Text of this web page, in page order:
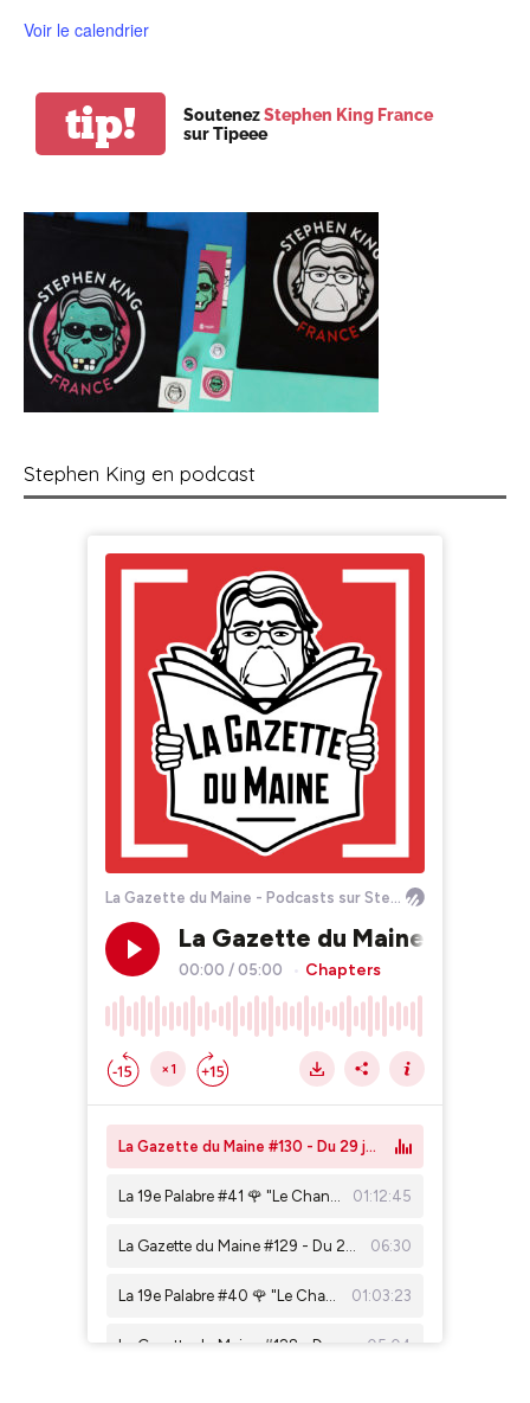
Voir le calendrier
tip! SoutenezStephen King France
sur Tipeee
Stephen King en podcast